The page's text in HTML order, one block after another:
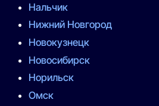
Нальчик
Нижний Новгород
Новокузнецк
Новосибирск
Норильск
Омск